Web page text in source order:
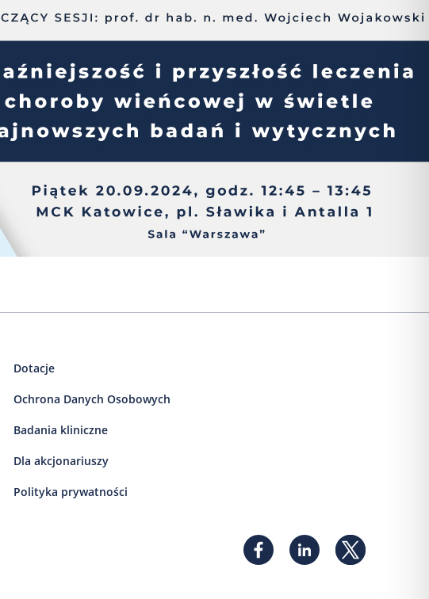
Dotacje
Ochrona Danych Osobowych
Badania kliniczne
Dla akcjonariuszy
Polityka prywatności